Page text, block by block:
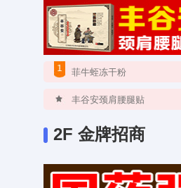
菲牛蛭冻干粉
丰谷安颈肩腰腿贴
2F 金牌招商